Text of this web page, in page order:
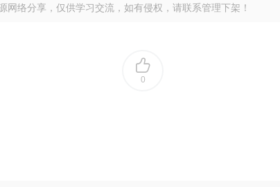
网络分享，仅供学习交流，如有侵权，请联系管理下架！
0